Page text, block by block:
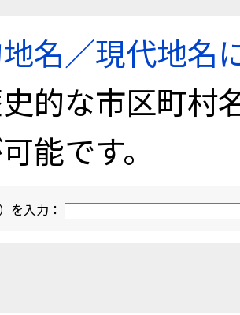
名／現代地名
的な市区町村
能です。
を入力：